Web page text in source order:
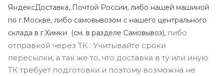
ЯндексДоставка, Почтой России, либо нашей машиной
по г.Москве, либо самовывозом с нашего центрального
склада в г.Химки (см. в разделе Самовывоз), либо
отправкой через ТК . Учитывайте сроки
пересылки, а так же то, что доставка в ту или иную
ТК требует подготовки и поэтому возможна не